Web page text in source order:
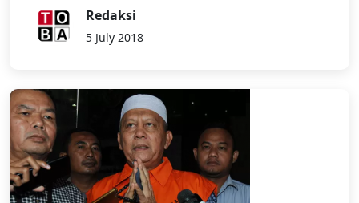
Redaksi
5 July 2018